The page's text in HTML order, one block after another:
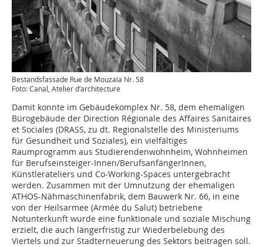
Bestandsfassade Rue de Mouzaïa Nr. 58
Foto: Canal, Atelier d‘architecture
Damit konnte im Gebäudekomplex Nr. 58, dem ehemaligen
Bürogebäude der Direction Régionale des Affaires Sanitaires
et Sociales (DRASS, zu dt. Regionalstelle des Ministeriums
für Gesundheit und Soziales), ein vielfältiges
Raumprogramm aus Studierendenwohnheim, Wohnheimen
für Berufseinsteiger-Innen/BerufsanfängerInnen,
Künstlerateliers und Co-Working-Spaces untergebracht
werden. Zusammen mit der Umnutzung der ehemaligen
ATHOS-Nähmaschinenfabrik, dem Bauwerk Nr. 66, in eine
von der Heilsarmee (Armée du Salut) betriebene
Notunterkunft wurde eine funktionale und soziale Mischung
erzielt, die auch längerfristig zur Wiederbelebung des
Viertels und zur Stadterneuerung des Sektors beitragen soll.